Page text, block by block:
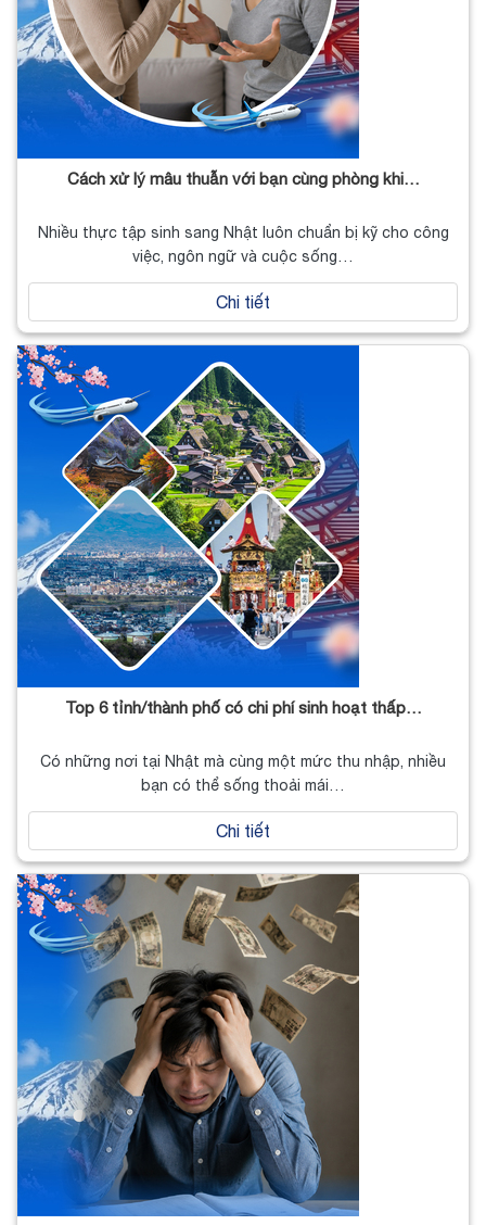
Cách xử lý mâu thuẫn với bạn cùng phòng khi…
Nhiều thực tập sinh sang Nhật luôn chuẩn bị kỹ cho công
việc, ngôn ngữ và cuộc sống…
Chi tiết
Top 6 tỉnh/thành phố có chi phí sinh hoạt thấp…
Có những nơi tại Nhật mà cùng một mức thu nhập, nhiều
bạn có thể sống thoải mái…
Chi tiết